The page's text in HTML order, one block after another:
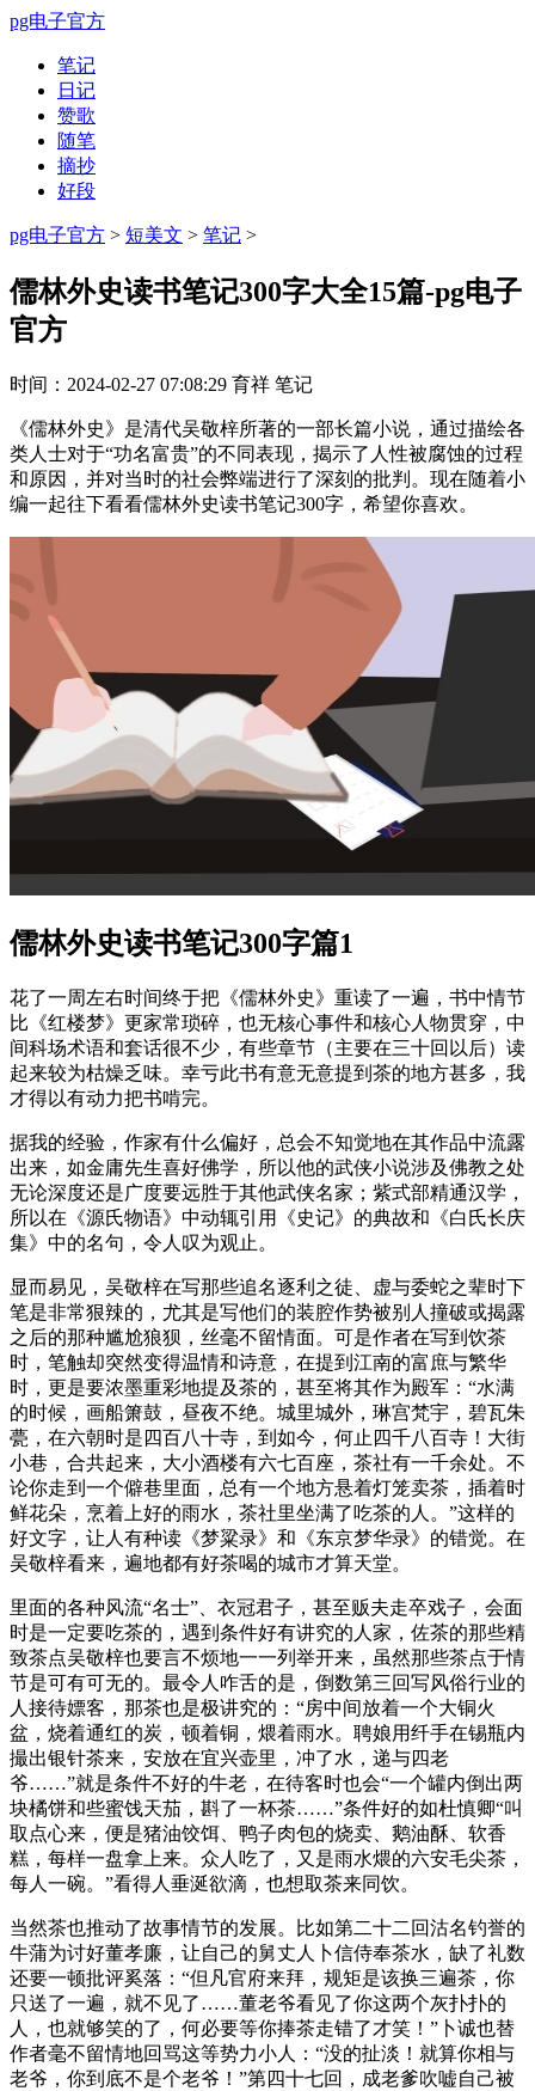
pg电子官方
笔记
日记
赞歌
随笔
摘抄
好段
pg电子官方 > 短美文 > 笔记 >
儒林外史读书笔记300字大全15篇-pg电子
官方
时间： 2024-02-27 07:08:29 育祥 笔记
《儒林外史》是清代吴敬梓所著的一部长篇小说，通过描绘各
类人士对于“功名富贵”的不同表现，揭示了人性被腐蚀的过程
和原因，并对当时的社会弊端进行了深刻的批判。现在随着小
编一起往下看看儒林外史读书笔记300字，希望你喜欢。
儒林外史读书笔记300字篇1
花了一周左右时间终于把《儒林外史》重读了一遍，书中情节
比《红楼梦》更家常琐碎，也无核心事件和核心人物贯穿，中
间科场术语和套话很不少，有些章节（主要在三十回以后）读
起来较为枯燥乏味。幸亏此书有意无意提到茶的地方甚多，我
才得以有动力把书啃完。
据我的经验，作家有什么偏好，总会不知觉地在其作品中流露
出来，如金庸先生喜好佛学，所以他的武侠小说涉及佛教之处
无论深度还是广度要远胜于其他武侠名家；紫式部精通汉学，
所以在《源氏物语》中动辄引用《史记》的典故和《白氏长庆
集》中的名句，令人叹为观止。
显而易见，吴敬梓在写那些追名逐利之徒、虚与委蛇之辈时下
笔是非常狠辣的，尤其是写他们的装腔作势被别人撞破或揭露
之后的那种尴尬狼狈，丝毫不留情面。可是作者在写到饮茶
时，笔触却突然变得温情和诗意，在提到江南的富庶与繁华
时，更是要浓墨重彩地提及茶的，甚至将其作为殿军：“水满
的时候，画船箫鼓，昼夜不绝。城里城外，琳宫梵宇，碧瓦朱
甍，在六朝时是四百八十寺，到如今，何止四千八百寺！大街
小巷，合共起来，大小酒楼有六七百座，茶社有一千余处。不
论你走到一个僻巷里面，总有一个地方悬着灯笼卖茶，插着时
鲜花朵，烹着上好的雨水，茶社里坐满了吃茶的人。”这样的
好文字，让人有种读《梦粱录》和《东京梦华录》的错觉。在
吴敬梓看来，遍地都有好茶喝的城市才算天堂。
里面的各种风流“名士”、衣冠君子，甚至贩夫走卒戏子，会面
时是一定要吃茶的，遇到条件好有讲究的人家，佐茶的那些精
致茶点吴敬梓也要言不烦地一一列举开来，虽然那些茶点于情
节是可有可无的。最令人咋舌的是，倒数第三回写风俗行业的
人接待嫖客，那茶也是极讲究的：“房中间放着一个大铜火
盆，烧着通红的炭，顿着铜，煨着雨水。聘娘用纤手在锡瓶内
撮出银针茶来，安放在宜兴壶里，冲了水，递与四老
爷……”就是条件不好的牛老，在待客时也会“一个罐内倒出两
块橘饼和些蜜饯天茄，斟了一杯茶……”条件好的如杜慎卿“叫
取点心来，便是猪油饺饵、鸭子肉包的烧卖、鹅油酥、软香
糕，每样一盘拿上来。众人吃了，又是雨水煨的六安毛尖茶，
每人一碗。”看得人垂涎欲滴，也想取茶来同饮。
当然茶也推动了故事情节的发展。比如第二十二回沽名钓誉的
牛蒲为讨好董孝廉，让自己的舅丈人卜信侍奉茶水，缺了礼数
还要一顿批评奚落：“但凡官府来拜，规矩是该换三遍茶，你
只送了一遍，就不见了……董老爷看见了你这两个灰扑扑的
人，也就够笑的了，何必要等你捧茶走错了才笑！”卜诚也替
作者毫不留情地回骂这等势力小人：“没的扯淡！就算你相与
老爷，你到底不是个老爷！”第四十七回，成老爹吹嘘自己被